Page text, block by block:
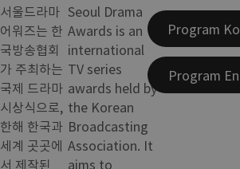
서울드라마
어워즈는 한
국방송협회
가 주최하는
국제 드라마
시상식으로,
한해 한국과
세계 곳곳에
서 제작된
Seoul Drama
Awards is an
international
TV series
awards held by
the Korean
Broadcasting
Association. It
aims to
Program Ko
Program En